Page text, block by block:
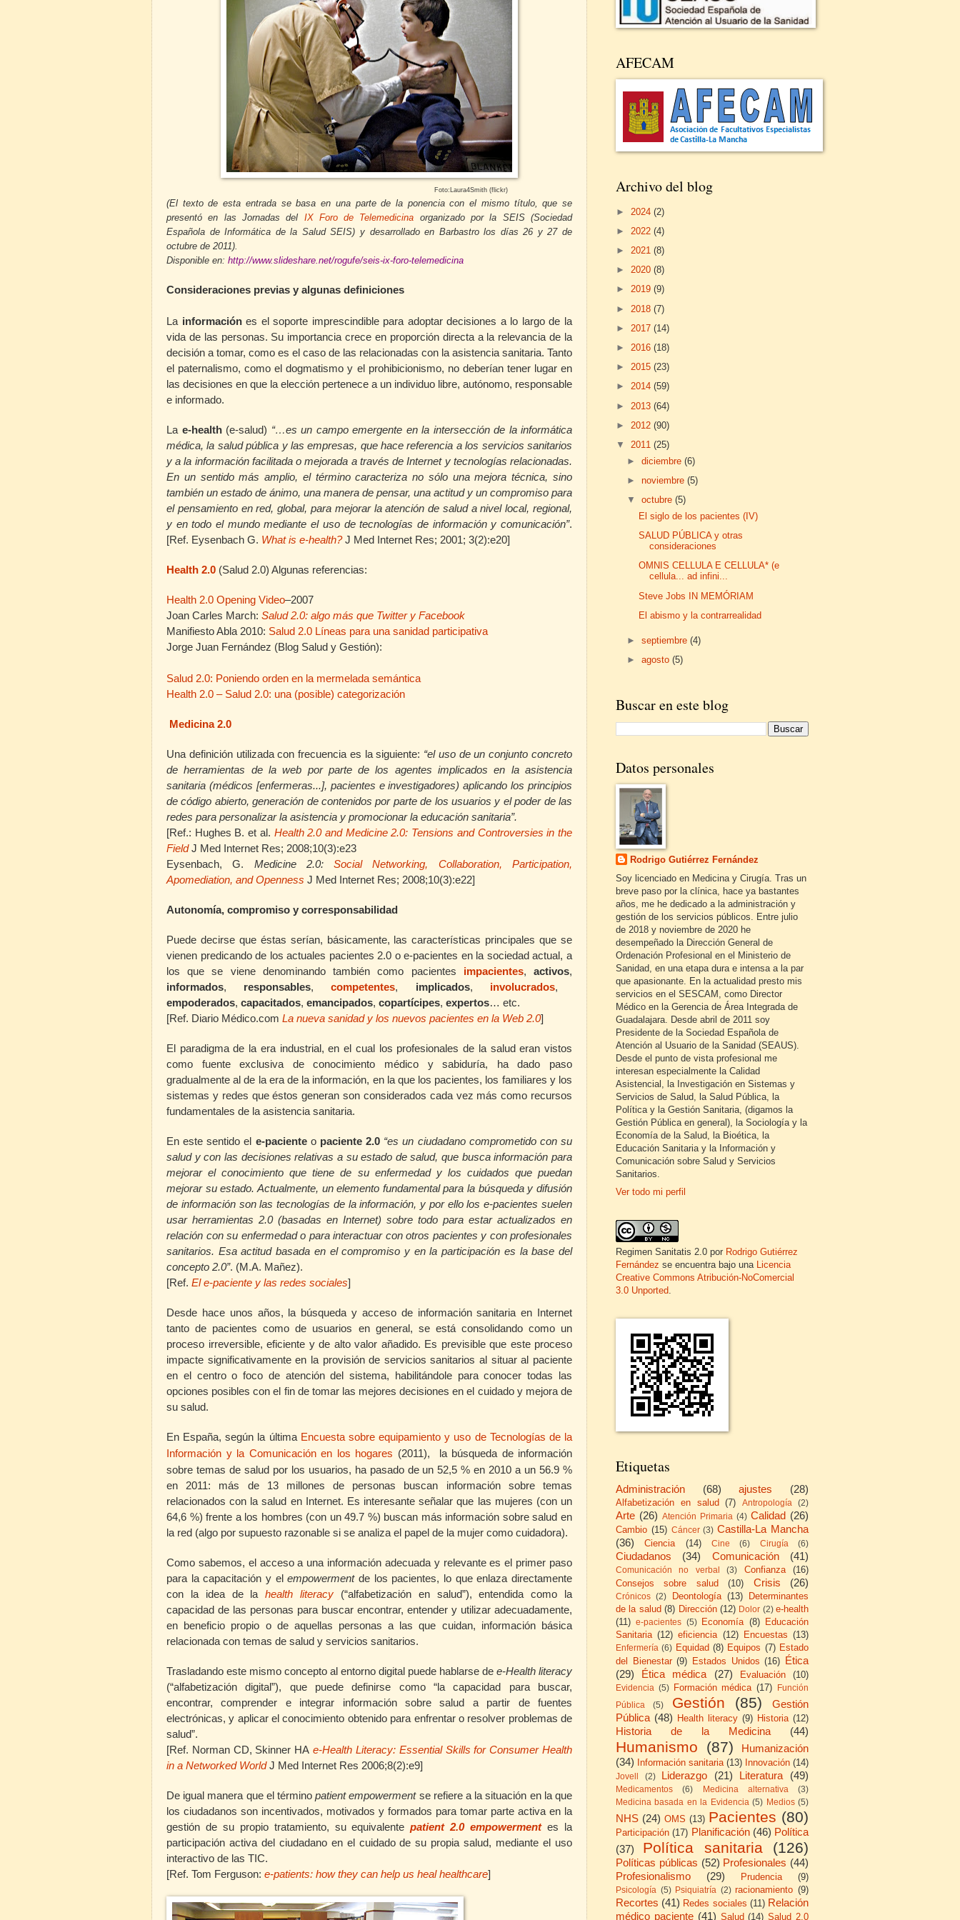
Foto:Laura4Smith (flickr)
(El texto de esta entrada se basa en una parte de la ponencia con el mismo título, que se
presentó en las Jornadas del IX Foro de Telemedicina organizado por la SEIS (Sociedad
Española de Informática de la Salud SEIS) y desarrollado en Barbastro los días 26 y 27 de
octubre de 2011).
Disponible en: http://www.slideshare.net/rogufe/seis-ix-foro-telemedicina
Consideraciones previas y algunas definiciones
La informaciónes el soporte imprescindible para adoptar decisiones a lo largo de la
vida de las personas. Su importancia crece en proporción directa a la relevancia de la
decisión a tomar, como es el caso de las relacionadas con la asistencia sanitaria. Tanto
el paternalismo, como el dogmatismo y el prohibicionismo, no deberían tener lugar en
las decisiones en que la elección pertenece a un individuo libre, autónomo, responsable
e informado.
La e-health(e-salud) “…es un campo emergente en la intersección de la informática
médica, la salud pública y las empresas, que hace referencia a los servicios sanitarios
y a la información facilitada o mejorada a través de Internet y tecnologías relacionadas.
En un sentido más amplio, el término caracteriza no sólo una mejora técnica, sino
también un estado de ánimo, una manera de pensar, una actitud y un compromiso para
el pensamiento en red, global, para mejorar la atención de salud a nivel local, regional,
y en todo el mundo mediante el uso de tecnologías de información y comunicación”.
[Ref. Eysenbach G. What is e-health? J Med Internet Res; 2001; 3(2):e20]
Health 2.0 (Salud 2.0) Algunas referencias:
Health 2.0 Opening Video–2007
Joan Carles March: Salud 2.0: algo más que Twitter y Facebook
Manifiesto Abla 2010: Salud 2.0 Líneas para una sanidad participativa
Jorge Juan Fernández (Blog Salud y Gestión):
Salud 2.0: Poniendo orden en la mermelada semántica
Health 2.0 – Salud 2.0: una (posible) categorización
Medicina 2.0
Una definición utilizada con frecuencia es la siguiente: “el uso de un conjunto concreto
de herramientas de la web por parte de los agentes implicados en la asistencia
sanitaria (médicos [enfermeras...], pacientes e investigadores) aplicando los principios
de código abierto, generación de contenidos por parte de los usuarios y el poder de las
redes para personalizar la asistencia y promocionar la educación sanitaria”.
[Ref.: Hughes B. et al. Health 2.0 and Medicine 2.0: Tensions and Controversies in the
Field J Med Internet Res; 2008;10(3):e23
Eysenbach, G. Medicine 2.0:Social Networking, Collaboration, Participation,
Apomediation, and Openness J Med Internet Res; 2008;10(3):e22]
Autonomía, compromiso y corresponsabilidad
Puede decirse que éstas serían, básicamente, las características principales que se
vienen predicando de los actuales pacientes 2.0 o e-pacientes en la sociedad actual, a
los que se viene denominando también como pacientes impacientes,activos,
informados, responsables, competentes, implicados, involucrados,
empoderados, capacitados, emancipados, copartícipes, expertos… etc.
[Ref. Diario Médico.com La nueva sanidad y los nuevos pacientes en la Web 2.0]
El paradigma de la era industrial, en el cual los profesionales de la salud eran vistos
como fuente exclusiva de conocimiento médico y sabiduría, ha dado paso
gradualmente al de la era de la información, en la que los pacientes, los familiares y los
sistemas y redes que éstos generan son considerados cada vez más como recursos
fundamentales de la asistencia sanitaria.
En este sentido el e-paciente o paciente 2.0 “es un ciudadano comprometido con su
salud y con las decisiones relativas a su estado de salud, que busca información para
mejorar el conocimiento que tiene de su enfermedad y los cuidados que puedan
mejorar su estado. Actualmente, un elemento fundamental para la búsqueda y difusión
de información son las tecnologías de la información, y por ello los e-pacientes suelen
usar herramientas 2.0 (basadas en Internet) sobre todo para estar actualizados en
relación con su enfermedad o para interactuar con otros pacientes y con profesionales
sanitarios. Esa actitud basada en el compromiso y en la participación es la base del
concepto 2.0”. (M.A. Mañez).
[Ref. El e-paciente y las redes sociales]
Desde hace unos años, la búsqueda y acceso de información sanitaria en Internet
tanto de pacientes como de usuarios en general, se está consolidando como un
proceso irreversible, eficiente y de alto valor añadido. Es previsible que este proceso
impacte significativamente en la provisión de servicios sanitarios al situar al paciente
en el centro o foco de atención del sistema, habilitándole para conocer todas las
opciones posibles con el fin de tomar las mejores decisiones en el cuidado y mejora de
su salud.
En España, según la última Encuesta sobre equipamiento y uso de Tecnologías de la
Información y la Comunicación en los hogares (2011),
la búsqueda de información
sobre temas de salud por los usuarios, ha pasado de un 52,5 % en 2010 a un 56.9 %
en 2011: más de 13 millones de personas buscan información sobre temas
relacionados con la salud en Internet. Es interesante señalar que las mujeres (con un
64,6 %) frente a los hombres (con un 49.7 %) buscan más información sobre salud en
la red (algo por supuesto razonable si se analiza el papel de la mujer como cuidadora).
Como sabemos, el acceso a una información adecuada y relevante es el primer paso
para la capacitación y elempowermentde los pacientes, lo que enlaza directamente
con la idea de lahealth literacy (“alfabetización en salud”), entendida como la
capacidad de las personas para buscar encontrar, entender y utilizar adecuadamente,
en beneficio propio o de aquellas personas a las que cuidan, información básica
relacionada con temas de salud y servicios sanitarios.
Trasladando este mismo concepto al entorno digital puede hablarse de e-Health literacy
(“alfabetización digital”), que puede definirse como “la capacidad para buscar,
encontrar, comprender e integrar información sobre salud a partir de fuentes
electrónicas, y aplicar el conocimiento obtenido para enfrentar o resolver problemas de
salud”.
[Ref. Norman CD, Skinner HA e-Health Literacy: Essential Skills for Consumer Health
in a Networked WorldJ Med Internet Res 2006;8(2):e9]
De igual manera que el términopatient empowerment se refiere a la situación en la que
los ciudadanos son incentivados, motivados y formados para tomar parte activa en la
gestión de su propio tratamiento, su equivalentepatient 2.0 empowermentes la
participación activa del ciudadano en el cuidado de su propia salud, mediante el uso
interactivo de las TIC.
[Ref. Tom Ferguson: e-patients: how they can help us heal healthcare]
AFECAM
Archivo del blog
► 2024 (2)
► 2022 (4)
► 2021 (8)
► 2020 (8)
► 2019 (9)
► 2018 (7)
► 2017 (14)
► 2016 (18)
► 2015 (23)
► 2014 (59)
► 2013 (64)
► 2012 (90)
▼ 2011 (25)
►diciembre(6)
►noviembre(5)
▼octubre(5)
El siglo de los pacientes (IV)
SALUD PÚBLICA y otras
consideraciones
OMNIS CELLULA E CELLULA* (e
cellula... ad infini...
Steve Jobs IN MEMÓRIAM
El abismo y la contrarrealidad
►septiembre(4)
►agosto(5)
Buscar en este blog
Datos personales
Rodrigo Gutiérrez Fernández
Soy licenciado en Medicina y Cirugía. Tras un
breve paso por la clínica, hace ya bastantes
años, me he dedicado a la administración y
gestión de los servicios públicos. Entre julio
de 2018 y noviembre de 2020 he
desempeñado la Dirección General de
Ordenación Profesional en el Ministerio de
Sanidad, en una etapa dura e intensa a la par
que apasionante. En la actualidad presto mis
servicios en el SESCAM, como Director
Médico en la Gerencia de Área Integrada de
Guadalajara. Desde abril de 2011 soy
Presidente de la Sociedad Española de
Atención al Usuario de la Sanidad (SEAUS).
Desde el punto de vista profesional me
interesan especialmente la Calidad
Asistencial, la Investigación en Sistemas y
Servicios de Salud, la Salud Pública, la
Política y la Gestión Sanitaria, (digamos la
Gestión Pública en general), la Sociología y la
Economía de la Salud, la Bioética, la
Educación Sanitaria y la Información y
Comunicación sobre Salud y Servicios
Sanitarios.
Ver todo mi perfil
Regimen Sanitatis 2.0 por Rodrigo Gutiérrez
Fernández se encuentra bajo una Licencia
Creative Commons Atribución-NoComercial
3.0 Unported
Etiquetas
Administración (68) ajustes (28)
Alfabetización en salud (7) Antropología (2)
Arte (26) Atención Primaria (4) Calidad (26)
Cambio (15) Cáncer (3) Castilla-La Mancha
(36)
Ciencia (14) Cine (6) Cirugía (6)
Ciudadanos (34) Comunicación (41)
Comunicación no verbal (3) Confianza
(16)
Consejos sobre salud
(10) Crisis (26)
Crónicos (2) Deontología (13)
Determinantes
de la salud (8) Dirección (12) Dolor (2) e-health
(11)
e-pacientes (5) Economía (8) Educación
Sanitaria (12) eficiencia (12) Encuestas (13)
Enfermería (6) Equidad (8) Equipos (7) Estado
del Bienestar (9) Estados Unidos (16) Ética
(29)
Ética médica (27) Evaluación (10)
Evidencia (5) Formación médica (17)
Función
Pública
(5) Gestión (85)
Gestión
Pública (48) Health literacy (9) Historia (12)
Historia de la Medicina (44)
Humanismo (87)
Humanización
(34) Información sanitaria (13) Innovación (14)
Jovell (2) Liderazgo (21) Literatura (49)
Medicamentos (6) Medicina alternativa
(3)
Medicina basada en la Evidencia (5) Medios (5)
NHS (24) OMS (13) Pacientes (80)
Participación (17) Planificación (46) Política
(37)
Política sanitaria (126)
Políticas públicas (52) Profesionales (44)
Profesionalismo
(29) Prudencia (9)
Psicología (5) Psiquiatría (2) racionamiento (9)
Recortes (41) Redes sociales (11) Relación
médico paciente (41) Salud (14) Salud 2.0